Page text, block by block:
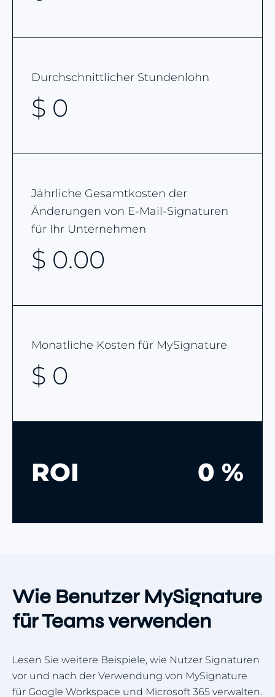
Durchschnittlicher Stundenlohn
$ 0
Jährliche Gesamtkosten der
Änderungen von E-Mail-Signaturen
für Ihr Unternehmen
$ 0.00
Monatliche Kosten für MySignature
$ 0
ROI 0 %
Wie Benutzer MySignature
für Teams verwenden
Lesen Sie weitere Beispiele, wie Nutzer Signaturen
vor und nach der Verwendung von MySignature
für Google Workspace und Microsoft 365 verwalten.